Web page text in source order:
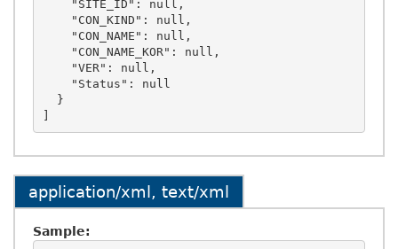
application/xml, text/xml
Sample: